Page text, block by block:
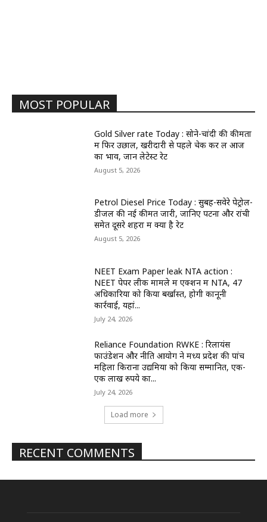
MOST POPULAR
Gold Silver rate Today : सोने-चांदी की कीमतों
में फिर उछाल, खरीदारी से पहले चेक कर लें आज
का भाव, जानें लेटेस्ट रेट
August 5, 2026
Petrol Diesel Price Today : सुबह-सवेरे पेट्रोल-
डीजल की नई कीमतें जारी, जानिए पटना और रांची
समेत दूसरे शहरों में क्या है रेट
August 5, 2026
NEET Exam Paper leak NTA action :
NEET पेपर लीक मामले में एक्शन में NTA, 47
अधिकारियों को किया बर्खास्त, होगी कानूनी
कार्रवाई, यहां...
July 24, 2026
Reliance Foundation RWKE : रिलायंस
फाउंडेशन और नीति आयोग ने मध्य प्रदेश की पांच
महिला किराना उद्यमियों को किया सम्मानित, एक-
एक लाख रुपये का...
July 24, 2026
Load more
RECENT COMMENTS